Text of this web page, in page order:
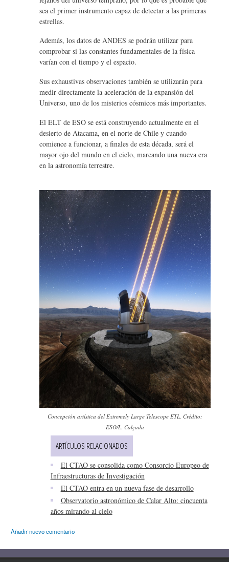
sea el primer instrumento capaz de detectar a las primeras
estrellas.
Además, los datos de ANDES se podrán utilizar para
comprobar si las constantes fundamentales de la física
varían con el tiempo y el espacio.
Sus exhaustivas observaciones también se utilizarán para
medir directamente la aceleración de la expansión del
Universo, uno de los misterios cósmicos más importantes.
El ELT de ESO se está construyendo actualmente en el
desierto de Atacama, en el norte de Chile y cuando
comience a funcionar, a finales de esta década, será el
mayor ojo del mundo en el cielo, marcando una nueva era
en la astronomía terrestre.
Concepción artística del Extremely Large Telescope ETL. Crédito:
ESO/L. Calçada
ARTÍCULOS RELACIONADOS
El CTAO se consolida como Consorcio Europeo de
Infraestructuras de Investigación
El CTAO entra en un nueva fase de desarrollo
Observatorio astronómico de Calar Alto: cincuenta
años mirando al cielo
Añadir nuevo comentario